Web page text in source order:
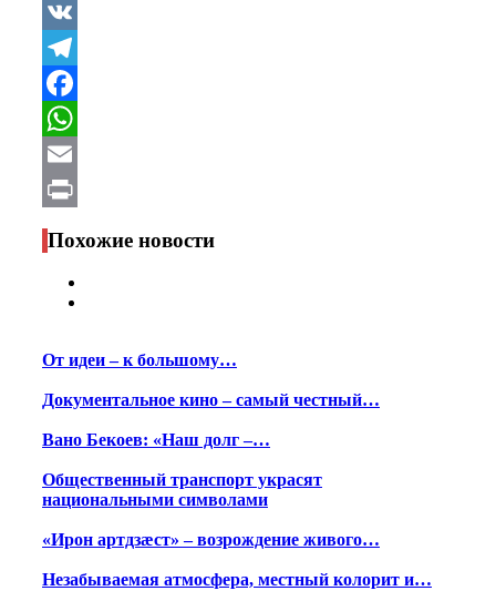
VK
Telegram
Facebook
WhatsApp
Email
Print
Похожие новости
От идеи – к большому…
Документальное кино – самый честный…
Вано Бекоев: «Наш долг –…
Общественный транспорт украсят
национальными символами
«Ирон артдзæст» – возрождение живого…
Незабываемая атмосфера, местный колорит и…